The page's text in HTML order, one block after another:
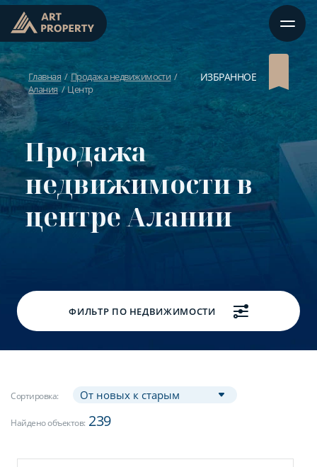
Главная
Продажа недвижимости
Алания
Центр
ИЗБРАННОЕ
Продажа
недвижимости в
центре Алании
ФИЛЬТР ПО НЕДВИЖИМОСТИ
Сортировка:
Найдено объектов: 239